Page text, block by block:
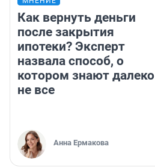
Как вернуть деньги
после закрытия
ипотеки? Эксперт
назвала способ, о
котором знают далеко
не все
Анна Ермакова